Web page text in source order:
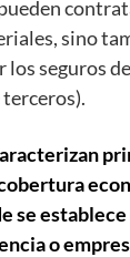
sino
los seguros
se
o